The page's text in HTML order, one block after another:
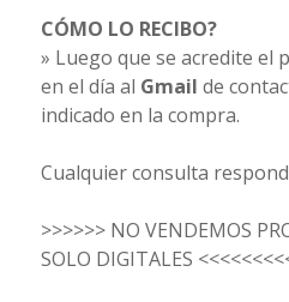
CÓMO LO RECIBO?
» Luego que se acredite el
en el día al Gmail de
indicado en la compra.
Cualquier consulta
>>>>>> NO VENDEMOS
SOLO DIGITALES